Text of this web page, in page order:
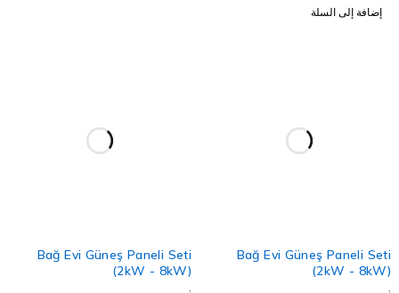
إضافة إلى السلة
Bağ Evi Güneş Paneli Seti
(2kW - 8kW)
Bağ Evi Güneş Paneli Seti
(2kW - 8kW)